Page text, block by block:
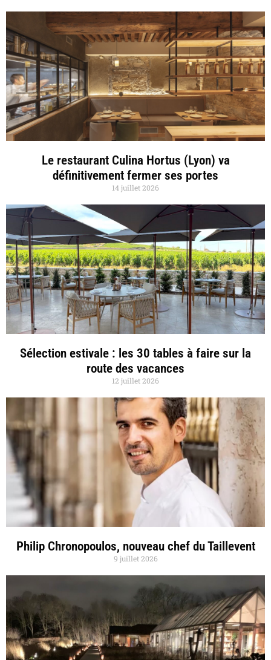
Le restaurant Culina Hortus (Lyon) va
définitivement fermer ses portes
14 juillet 2026
Sélection estivale : les 30 tables à faire sur la
route des vacances
12 juillet 2026
Philip Chronopoulos, nouveau chef du Taillevent
9 juillet 2026